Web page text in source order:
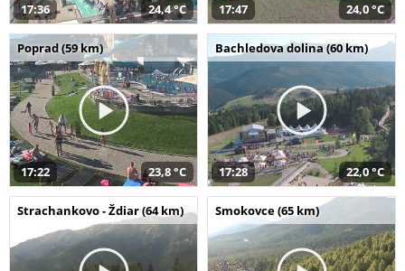
17:36 24,4 °C 17:47 24,0 °C
Poprad (59 km)
17:22 23,8 °C
Bachledova dolina (60 km)
17:28 22,0 °C
Strachankovo - Ždiar (64 km) Smokovce (65 km)